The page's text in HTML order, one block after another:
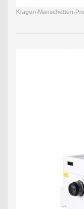
Kragen-Manschetten-